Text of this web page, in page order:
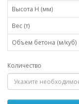
Высота H (мм)
Вес (т)
Объем бетона (м/куб)
Количество